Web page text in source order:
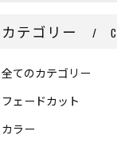
カテゴリー
全てのカテゴリー
フェードカット
カラー